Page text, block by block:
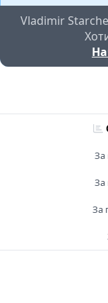
Vladimir
За
За
За